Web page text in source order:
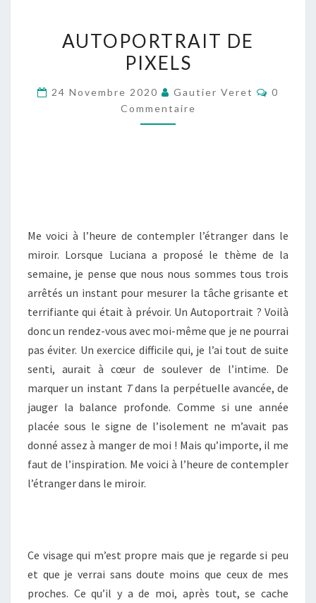
DE
PIXELS
AUTOPORTRAIT DE
PIXELS
24 Novembre 2020 Gautier Veret
0
Commentaire
Me voici à l’heure de contempler l’étranger dans le
miroir. Lorsque Luciana a proposé le thème de la
semaine, je pense que nous nous sommes tous trois
arrêtés un instant pour mesurer la tâche grisante et
terrifiante qui était à prévoir. Un Autoportrait ? Voilà
donc un rendez-vous avec moi-même que je ne pourrai
pas éviter. Un exercice difficile qui, je l’ai tout de suite
senti, aurait à cœur de soulever de l’intime. De
marquer un instant Tdans la perpétuelle avancée, de
jauger la balance profonde. Comme si une année
placée sous le signe de l’isolement ne m’avait pas
donné assez à manger de moi ! Mais qu’importe, il me
faut de l’inspiration. Me voici à l’heure de contempler
l’étranger dans le miroir.
Ce visage qui m’est propre mais que je regarde si peu
et que je verrai sans doute moins que ceux de mes
proches. Ce qu’il y a de moi, après tout, se cache